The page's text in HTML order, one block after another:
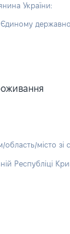
України:
місто зі
Республіці